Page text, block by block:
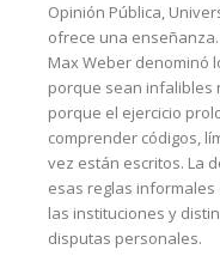
Opinión Pública,
ofrece una
Max Weber denominó
porque sean infalibles
porque el ejercicio
comprender códigos,
vez están escritos. La
esas reglas
las instituciones y
disputas personales.